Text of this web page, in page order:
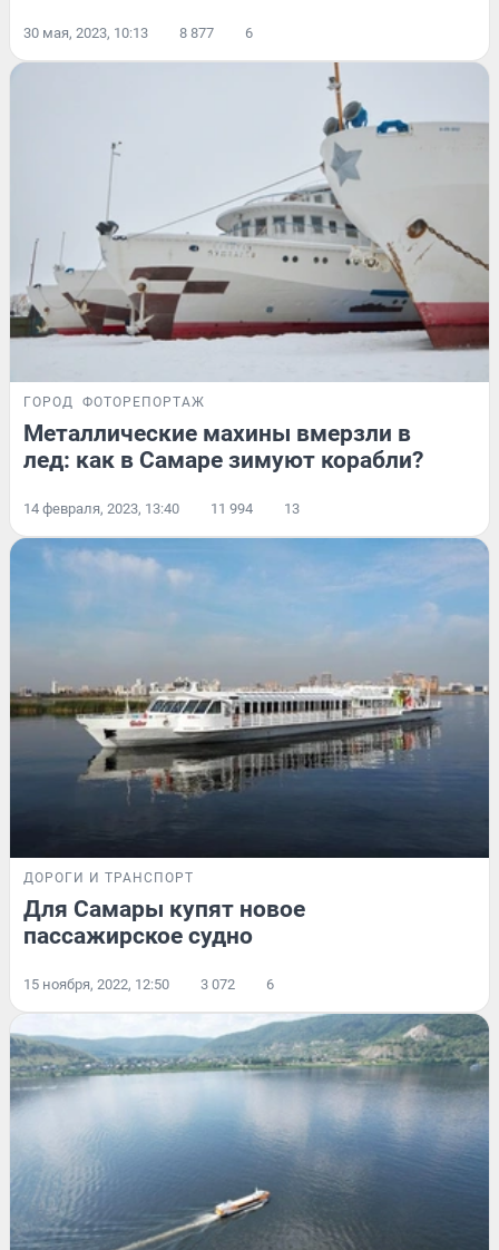
30 мая, 2023, 10:13 8 877 6
ГОРОД ФОТОРЕПОРТАЖ
Металлические махины вмерзли в
лед: как в Самаре зимуют корабли?
14 февраля, 2023, 13:40 11 994 13
ДОРОГИ И ТРАНСПОРТ
Для Самары купят новое
пассажирское судно
15 ноября, 2022, 12:50 3 072 6